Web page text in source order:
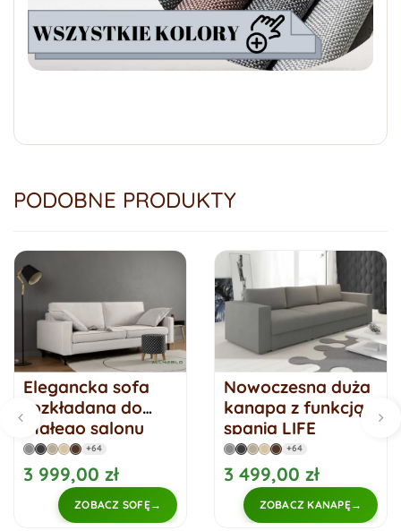
PODOBNE PRODUKTY
Elegancka sofa
rozkładana do
małego salonu
Oslo 2
+64
3 999,00 zł
ZOBACZ SOFĘ
Nowoczesna duża
kanapa z funkcją
spania LIFE
+64
3 499,00 zł
ZOBACZ KANAPĘ